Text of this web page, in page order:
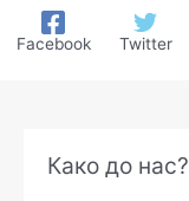
Facebook Twitter
Како до нас?
р